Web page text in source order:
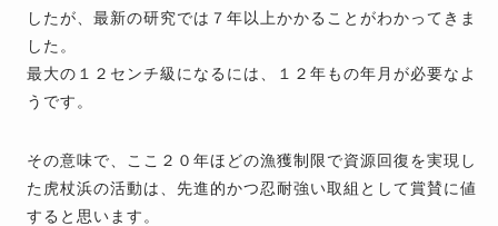
したが、最新の研究では７年以上かかることがわかってきま
した。
最大の１２センチ級になるには、１２年もの年月が必要なよ
うです。
その意味で、ここ２０年ほどの漁獲制限で資源回復を実現し
た虎杖浜の活動は、先進的かつ忍耐強い取組として賞賛に値
すると思います。